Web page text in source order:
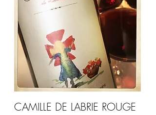
CAMILLE DE LABRIE ROUGE